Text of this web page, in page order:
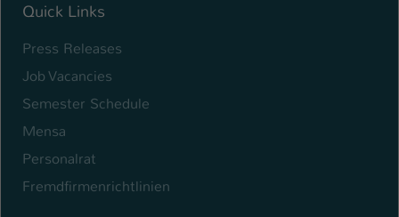
Quick Links
Press Releases
Job Vacancies
Semester Schedule
Mensa
Personalrat
Fremdfirmenrichtlinien